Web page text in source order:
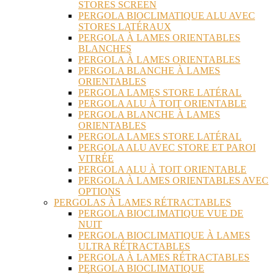
STORES SCREEN
PERGOLA BIOCLIMATIQUE ALU AVEC
STORES LATÉRAUX
PERGOLA À LAMES ORIENTABLES
BLANCHES
PERGOLA À LAMES ORIENTABLES
PERGOLA BLANCHE À LAMES
ORIENTABLES
PERGOLA LAMES STORE LATÉRAL
PERGOLA ALU À TOIT ORIENTABLE
PERGOLA BLANCHE À LAMES
ORIENTABLES
PERGOLA LAMES STORE LATÉRAL
PERGOLA ALU AVEC STORE ET PAROI
VITRÉE
PERGOLA ALU À TOIT ORIENTABLE
PERGOLA À LAMES ORIENTABLES AVEC
OPTIONS
PERGOLAS À LAMES RÉTRACTABLES
PERGOLA BIOCLIMATIQUE VUE DE
NUIT
PERGOLA BIOCLIMATIQUE À LAMES
ULTRA RÉTRACTABLES
PERGOLA À LAMES RÉTRACTABLES
PERGOLA BIOCLIMATIQUE